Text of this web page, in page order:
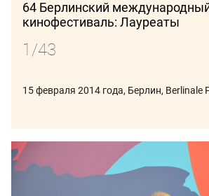
ПОДПИСАТЬСЯ
СПБМКФ 2026
64 Берлинский
кинофестиваль: Лауреаты
1/43
15 февраля 2014 года, Берлин, Berlinale